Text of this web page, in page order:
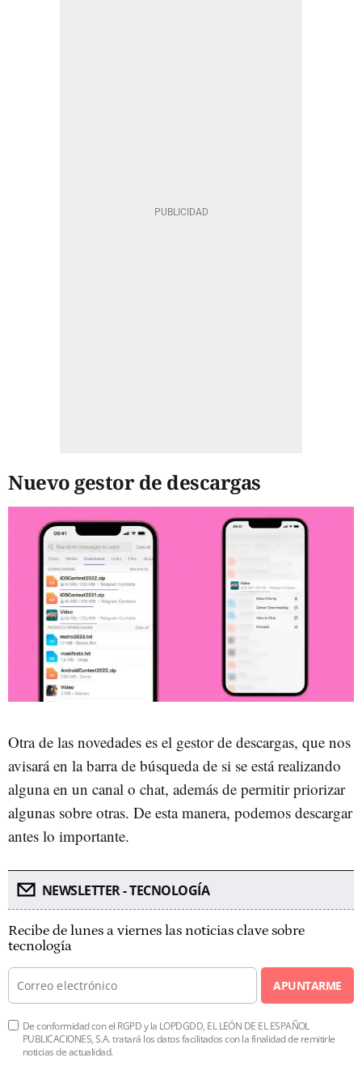
Nuevo gestor de descargas
Otra de las novedades es el gestor de descargas, que nos
avisará en la barra de búsqueda de si se está realizando
alguna en un canal o chat, además de permitir priorizar
algunas sobre otras. De esta manera, podemos descargar
antes lo importante.
NEWSLETTER - TECNOLOGÍA
Recibe de lunes a viernes las noticias clave sobre
tecnología
APUNTARME
De conformidad con el RGPD y la LOPDGDD, EL LEÓN DE EL ESPAÑOL
PUBLICACIONES, S.A. tratará los datos facilitados con la finalidad de remitirle
noticias de actualidad.